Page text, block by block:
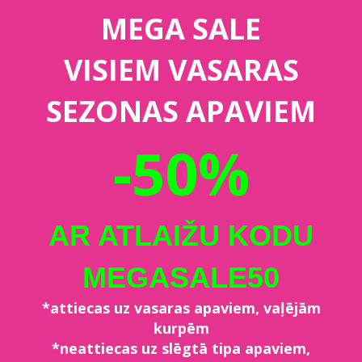
MEGA SALE
VISIEM VASARAS
SEZONAS APAVIEM
-50%
AR ATLAIŽU KODU
MEGASALE50
*attiecas uz vasaras apaviem, vaļējām
kurpēm
*neattiecas uz slēgtā tipa apaviem,